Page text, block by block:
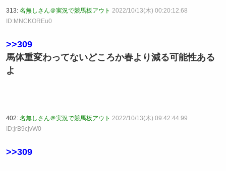
313: 名無しさん＠実況で競馬板アウト 2022/10/13(木) 00:20:12.68
ID:MNCKOREu0
>>309
馬体重変わってないどころか春より減る可能性ある
よ
402: 名無しさん＠実況で競馬板アウト 2022/10/13(木) 09:42:44.99
ID:jrB9cjvW0
>>309